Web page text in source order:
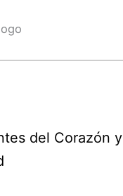
del Corazón y